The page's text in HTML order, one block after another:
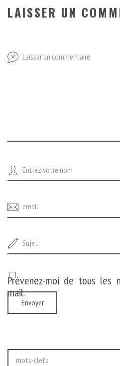
LAISSER UN
Prévenez-moi de tous les
mail.